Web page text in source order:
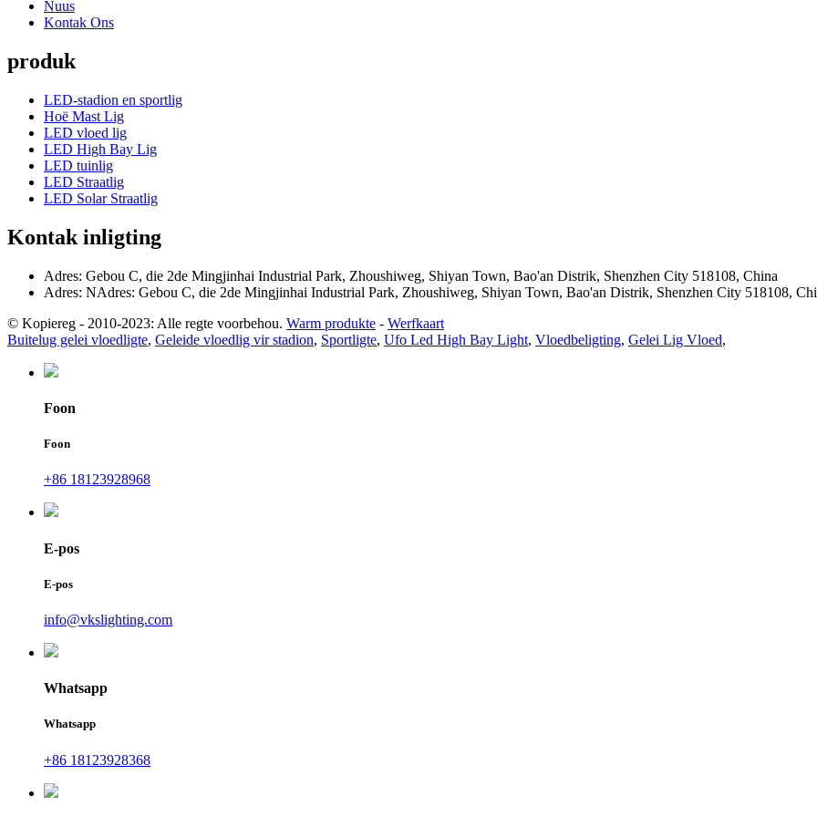
Nuus
Kontak Ons
produk
LED-stadion en sportlig
Hoë Mast Lig
LED vloed lig
LED High Bay Lig
LED tuinlig
LED Straatlig
LED Solar Straatlig
Kontak inligting
Adres: Gebou C, die 2de Mingjinhai Industrial Park, Zhoushiweg, Shiyan Town, Bao'an Distrik, Shenzhen City 518108, China
Adres: NAdres: Gebou C, die 2de Mingjinhai Industrial Park, Zhoushiweg, Shiyan Town, Bao'an Distrik, Shenzhen City 518108,
© Kopiereg - 2010-2023: Alle regte voorbehou. Warm produkte - Werfkaart
Buitelug gelei vloedligte, Geleide vloedlig vir stadion, Sportligte, Ufo Led High Bay Light, Vloedbeligting, Gelei Lig Vloed,
Foon
Foon
+86 18123928968
E-pos
E-pos
info@vkslighting.com
Whatsapp
Whatsapp
+86 18123928368